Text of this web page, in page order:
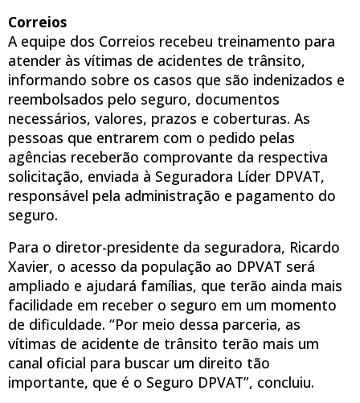
Correios
A equipe dos Correios recebeu treinamento para
atender às vítimas de acidentes de trânsito,
informando sobre os casos que são indenizados e
reembolsados pelo seguro, documentos
necessários, valores, prazos e coberturas. As
pessoas que entrarem com o pedido pelas
agências receberão comprovante da respectiva
solicitação, enviada à Seguradora Líder DPVAT,
responsável pela administração e pagamento do
seguro.
Para o diretor-presidente da seguradora, Ricardo
Xavier, o acesso da população ao DPVAT será
ampliado e ajudará famílias, que terão ainda mais
facilidade em receber o seguro em um momento
de dificuldade. “Por meio dessa parceria, as
vítimas de acidente de trânsito terão mais um
canal oficial para buscar um direito tão
importante, que é o Seguro DPVAT”, concluiu.